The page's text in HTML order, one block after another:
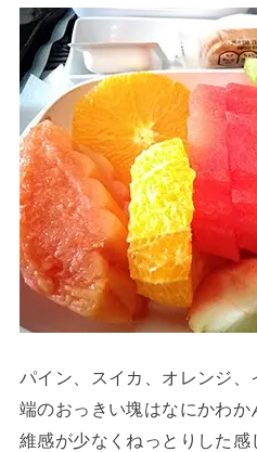
パイン、スイカ、オレンジ
端のおっきい塊はなにかわ
維感が少なくねっとりした感